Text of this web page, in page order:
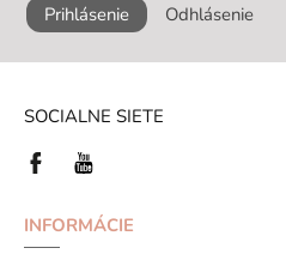
Prihlásenie Odhlásenie
SOCIALNE SIETE
INFORMÁCIE